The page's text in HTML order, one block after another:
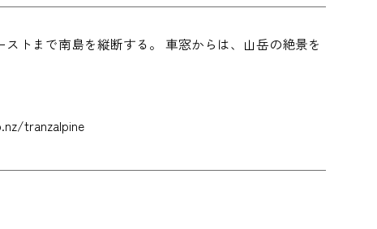
トまで南島を縦断する。 車窓からは、山岳の絶景を
tranzalpine